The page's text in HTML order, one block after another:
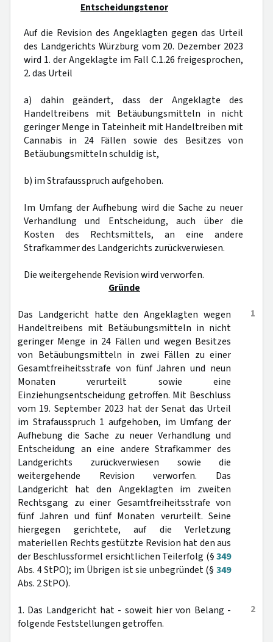
Entscheidungstenor
Auf die Revision des Angeklagten gegen das Urteil
des Landgerichts Würzburg vom 20. Dezember 2023
wird 1. der Angeklagte im Fall C.1.26 freigesprochen,
2. das Urteil
a) dahin geändert, dass der Angeklagte des
Handeltreibens mit Betäubungsmitteln in nicht
geringer Menge in Tateinheit mit Handeltreiben mit
Cannabis in 24 Fällen sowie des Besitzes von
Betäubungsmitteln schuldig ist,
b) im Strafausspruch aufgehoben.
Im Umfang der Aufhebung wird die Sache zu neuer
Verhandlung und Entscheidung, auch über die
Kosten des Rechtsmittels, an eine andere
Strafkammer des Landgerichts zurückverwiesen.
Die weitergehende Revision wird verworfen.
Gründe
1
Das Landgericht hatte den Angeklagten wegen
Handeltreibens mit Betäubungsmitteln in nicht
geringer Menge in 24 Fällen und wegen Besitzes
von Betäubungsmitteln in zwei Fällen zu einer
Gesamtfreiheitsstrafe von fünf Jahren und neun
Monaten verurteilt sowie eine
Einziehungsentscheidung getroffen. Mit Beschluss
vom 19. September 2023 hat der Senat das Urteil
im Strafausspruch 1 aufgehoben, im Umfang der
Aufhebung die Sache zu neuer Verhandlung und
Entscheidung an eine andere Strafkammer des
Landgerichts zurückverwiesen sowie die
weitergehende Revision verworfen. Das
Landgericht hat den Angeklagten im zweiten
Rechtsgang zu einer Gesamtfreiheitsstrafe von
fünf Jahren und fünf Monaten verurteilt. Seine
hiergegen gerichtete, auf die Verletzung
materiellen Rechts gestützte Revision hat den aus
der Beschlussformel ersichtlichen Teilerfolg (§349
Abs. 4 StPO); im Übrigen ist sie unbegründet (§ 349
Abs. 2 StPO).
2
1. Das Landgericht hat - soweit hier von Belang -
folgende Feststellungen getroffen.